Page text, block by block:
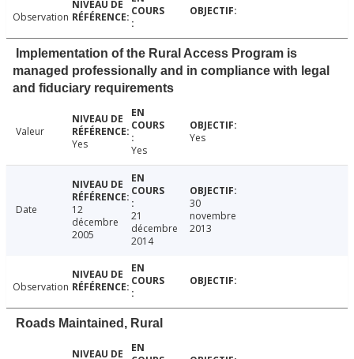
Observation
Implementation of the Rural Access Program is
managed professionally and in compliance with legal
and fiduciary requirements
Valeur
Yes
Yes
Yes
Date
12
décembre
2005
21
décembre
2014
30
novembre
2013
Observation
Roads Maintained, Rural